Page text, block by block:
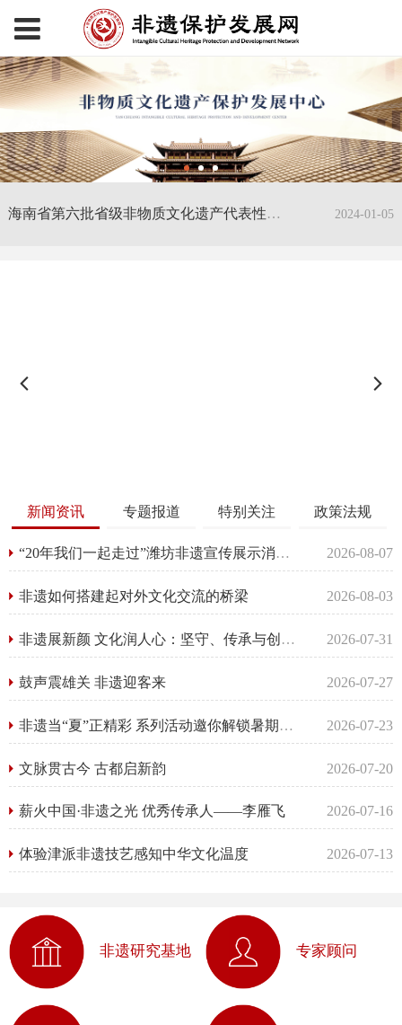
海南省第六批省级非物质文化遗产代表性项目名录的通知
山东省文化和旅游厅关于公布山东省非遗特色旅游线路和非遗旅游体验基地的通知
陕西4家入列！文旅部公布一批国家级非遗生产性保护示范基地 2024-04-02
广州市文化广电旅游局关于印发广州市非物质文化遗产保护资金管理办法的通知 2024-01-30
教育部：非遗特长教学推动改进学校美育教学和艺术教育 2024-01-07
海南省第六批省级非物质文化遗产代表性项目名录的通知 2024-01-05
2024-01-05
广州市文化广电旅游局关于印发广州市非物质文化遗产保护资金管理办法的通知 2024-01-30
新闻资讯 专题报道 特别关注 政策法规
“20年我们一起走过”潍坊非遗宣传展示消费月活动启幕 2026-08-07
非遗如何搭建起对外文化交流的桥梁 2026-08-03
非遗展新颜 文化润人心：坚守、传承与创新铸就汉中非遗生命力 2026-07-31
鼓声震雄关 非遗迎客来 2026-07-27
非遗当“夏”正精彩 系列活动邀你解锁暑期新玩法 2026-07-23
文脉贯古今 古都启新韵 2026-07-20
薪火中国·非遗之光 优秀传承人——李雁飞 2026-07-16
体验津派非遗技艺感知中华文化温度 2026-07-13
非遗研究基地 专家顾问